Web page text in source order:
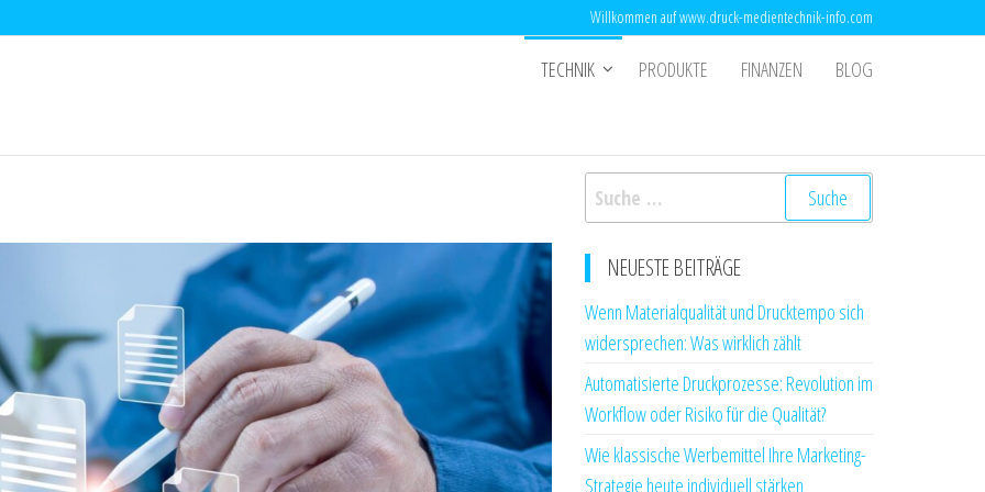
Willkommen auf www.druck-medientechnik-info.com
TECHNIK PRODUKTE FINANZEN BLOG
Suche
nach:
NEUESTE BEITRÄGE
Wenn Materialqualität und Drucktempo sich
widersprechen: Was wirklich zählt
Automatisierte Druckprozesse: Revolution im
Workflow oder Risiko für die Qualität?
Wie klassische Werbemittel Ihre Marketing-
Strategie heute individuell stärken